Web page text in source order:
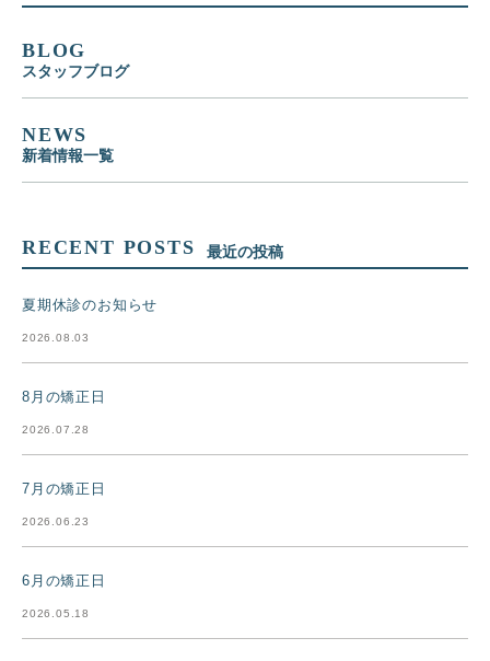
BLOG
スタッフブログ
NEWS
新着情報一覧
RECENT POSTS 最近の投稿
夏期休診のお知らせ
2026.08.03
8月の矯正日
2026.07.28
7月の矯正日
2026.06.23
6月の矯正日
2026.05.18